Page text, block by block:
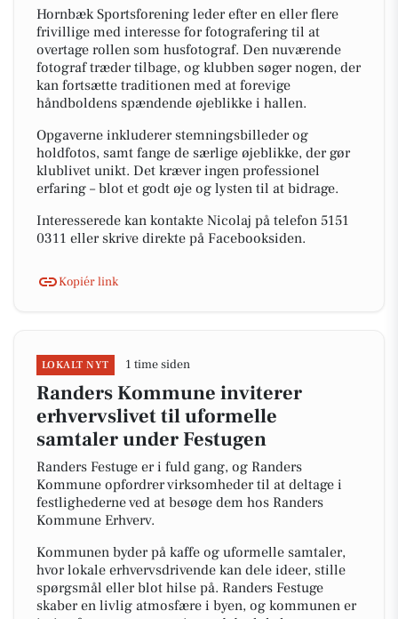
Hornbæk Sportsforening leder efter en eller flere
frivillige med interesse for fotografering til at
overtage rollen som husfotograf. Den nuværende
fotograf træder tilbage, og klubben søger nogen, der
kan fortsætte traditionen med at forevige
håndboldens spændende øjeblikke i hallen.
Opgaverne inkluderer stemningsbilleder og
holdfotos, samt fange de særlige øjeblikke, der gør
klublivet unikt. Det kræver ingen professionel
erfaring – blot et godt øje og lysten til at bidrage.
Interesserede kan kontakte Nicolaj på telefon 5151
0311 eller skrive direkte på Facebooksiden.
Kopiér link
LOKALT NYT 1 time siden
Randers Kommune inviterer
erhvervslivet til uformelle
samtaler under Festugen
Randers Festuge er i fuld gang, og Randers
Kommune opfordrer virksomheder til at deltage i
festlighederne ved at besøge dem hos Randers
Kommune Erhverv.
Kommunen byder på kaffe og uformelle samtaler,
hvor lokale erhvervsdrivende kan dele ideer, stille
spørgsmål eller blot hilse på. Randers Festuge
skaber en livlig atmosfære i byen, og kommunen er